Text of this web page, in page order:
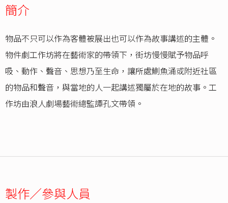
簡介
物品不只可以作為客體被展出也可以作為故事講述的主體。
物件劇工作坊將在藝術家的帶領下，街坊慢慢賦予物品呼
吸、動作、聲音、思想乃至生命，讓所處鰂魚涌或附近社區
的物品和聲音，與當地的人一起講述獨屬於在地的故事。工
作坊由浪人劇場藝術總監譚孔文帶領。
製作／參與人員